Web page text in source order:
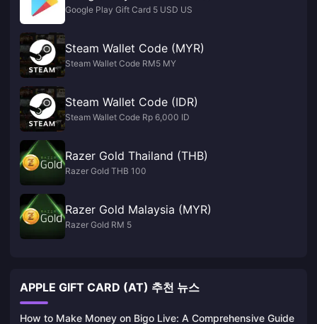
Google Play Gift Card 5 USD US
Steam Wallet Code (MYR)
Steam Wallet Code RM5 MY
Steam Wallet Code (IDR)
Steam Wallet Code Rp 6,000 ID
Razer Gold Thailand (THB)
Razer Gold THB 100
Razer Gold Malaysia (MYR)
Razer Gold RM 5
APPLE GIFT CARD (AT) 추천 뉴스
How to Make Money on Bigo Live: A Comprehensive Guide